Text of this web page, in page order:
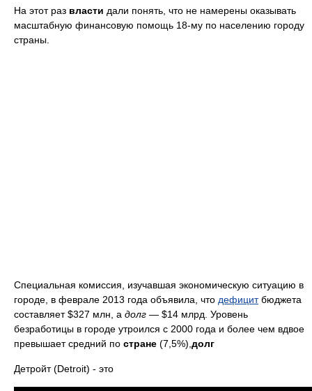
На этот раз власти дали понять, что не намерены оказывать
масштабную финансовую помощь 18-му по населению городу
страны.
Специальная комиссия, изучавшая экономическую ситуацию в
городе, в феврале 2013 года объявила, что дефицитбюджета
составляет $327 млн, а долг — $14 млрд. Уровень
безработицы в городе утроился с 2000 года и более чем вдвое
превышает средний по стране (7,5%),долг
Детройт (Detroit) - это